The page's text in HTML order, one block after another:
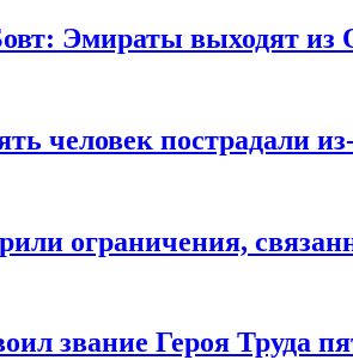
Эмираты выходят
человек пострадали
ограничения,
звание Героя Труда